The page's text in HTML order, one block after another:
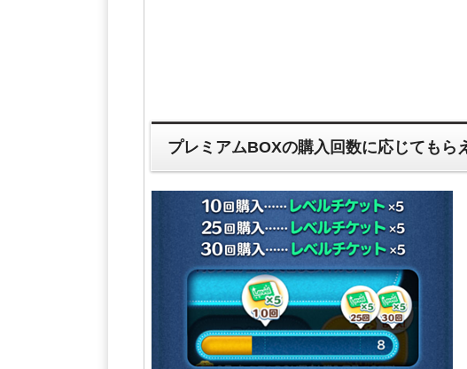
プレミアムBOXの購入回数に応じてもら